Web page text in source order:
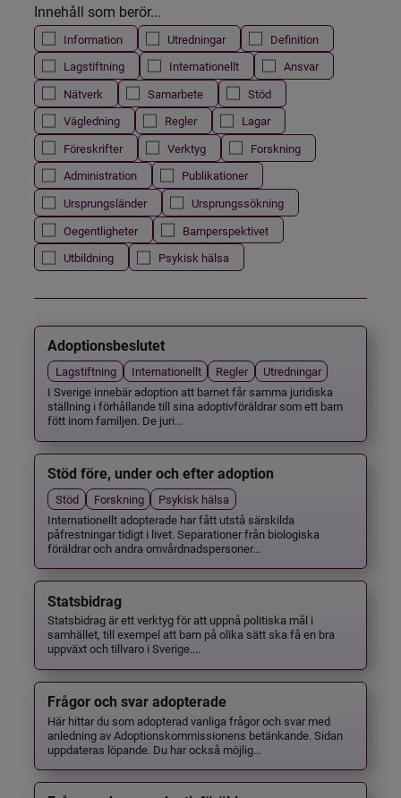
Innehåll som berör...
Information Utredningar
Definition
Lagstiftning
Internationellt
Ansvar
Nätverk
Samarbete
Stöd
Vägledning
Regler
Lagar
Föreskrifter
Verktyg
Forskning
Administration
Publikationer
Ursprungsländer
Ursprungssökning
Oegentligheter
Barnperspektivet
Utbildning
Psykisk hälsa
Adoptionsbeslutet
Lagstiftning Internationellt Regler
Utredningar
I Sverige innebär adoption att barnet får samma juridiska
ställning i förhållande till sina adoptivföräldrar som ett barn
fött inom familjen. De juri...
Stöd före, under och efter adoption
Stöd Forskning
Psykisk hälsa
Internationellt adopterade har fått utstå särskilda
påfrestningar tidigt i livet. Separationer från biologiska
föräldrar och andra omvårdnadspersoner...
Statsbidrag
Statsbidrag är ett verktyg för att uppnå politiska mål i
samhället, till exempel att barn på olika sätt ska få en bra
uppväxt och tillvaro i Sverige....
Frågor och svar adopterade
Här hittar du som adopterad vanliga frågor och svar med
anledning av Adoptionskommissionens betänkande. Sidan
uppdateras löpande. Du har också möjlig...